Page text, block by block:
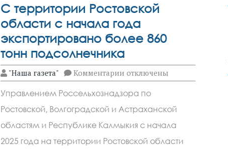
С территории Ростовской
области с начала года
экспортировано более 860
тонн подсолнечника
"Наша газета" Комментарии к
записи
территории
Ростовской
области
с
начала
года
отключены
Управлением Россельхознадзора по
Ростовской, Волгоградской и Астраханской
областям и Республике Калмыкия с начала
2025 года на территории Ростовской области